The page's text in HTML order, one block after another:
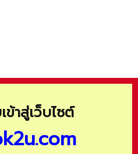
โซเชียล (Social contract)
นิรันดร์ที่ผันผ่าน (Passed Eternity)
าสู่เว็บไซต์